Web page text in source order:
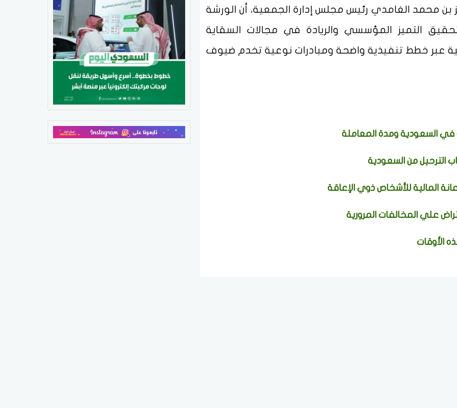
بن محمد الغامدي رئيس مجلس إدارة الجمعية، أن الورشة
التميز المؤسسي والريادة في مجالات السقاية
عبر خطط تنفيذية واضحة ومبادرات نوعية تخدم ضيوف
في السعودية ومدة المعاملة
الترحيل من السعودية
المالية للأشخاص ذوي الإعاقة
علي المخالفات المرورية
الأوقات